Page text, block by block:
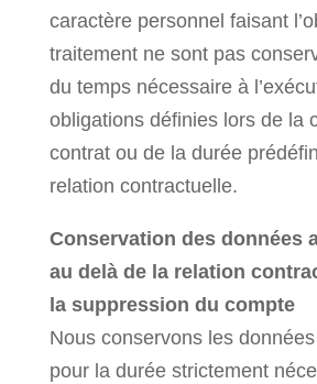
caractère personnel faisant
traitement ne sont pas
du temps nécessaire à
obligations définies lors de la
contrat ou de la durée
relation contractuelle.
Conservation des données
au delà de la relation
la suppression du compte
Nous conservons les
pour la durée strictement